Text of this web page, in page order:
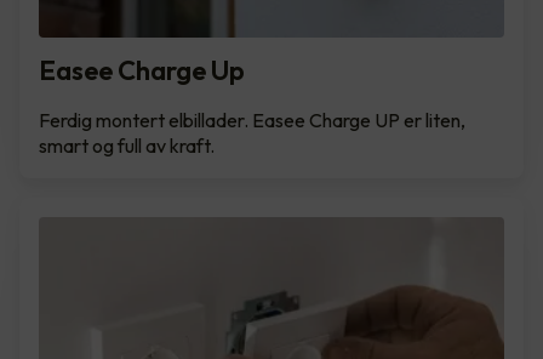
Easee Charge Up
Ferdig montert elbillader. Easee Charge UP er liten,
smart og full av kraft.